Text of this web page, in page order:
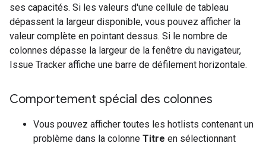
ses capacités. Si les valeurs d'une cellule de tableau
dépassent la largeur disponible, vous pouvez afficher la
valeur complète en pointant dessus. Si le nombre de
colonnes dépasse la largeur de la fenêtre du navigateur,
Issue Tracker affiche une barre de défilement horizontale.
Comportement spécial des colonnes
Vous pouvez afficher toutes les hotlists contenant un
problème dans la colonne Titre en sélectionnant